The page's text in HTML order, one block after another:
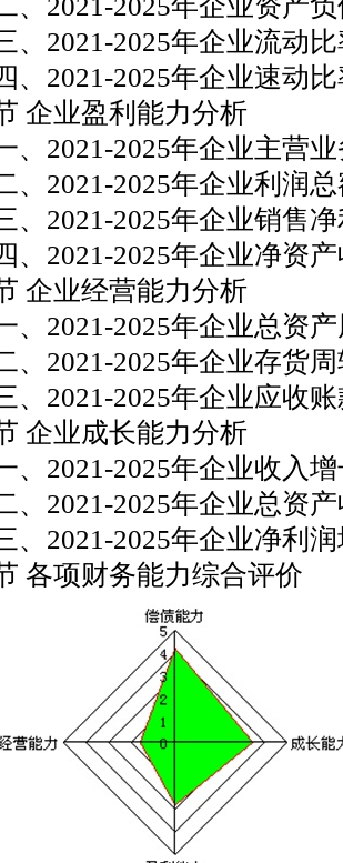
2025年企业资产负
2025年企业流动比
2025年企业速动比
业盈利能力分析
2025年企业主营业
2025年企业利润总
2025年企业销售净
2025年企业净资产
业经营能力分析
2025年企业总资产
2025年企业存货周
2025年企业应收账
业成长能力分析
2025年企业收入增
2025年企业总资产
2025年企业净利润
项财务能力综合评价